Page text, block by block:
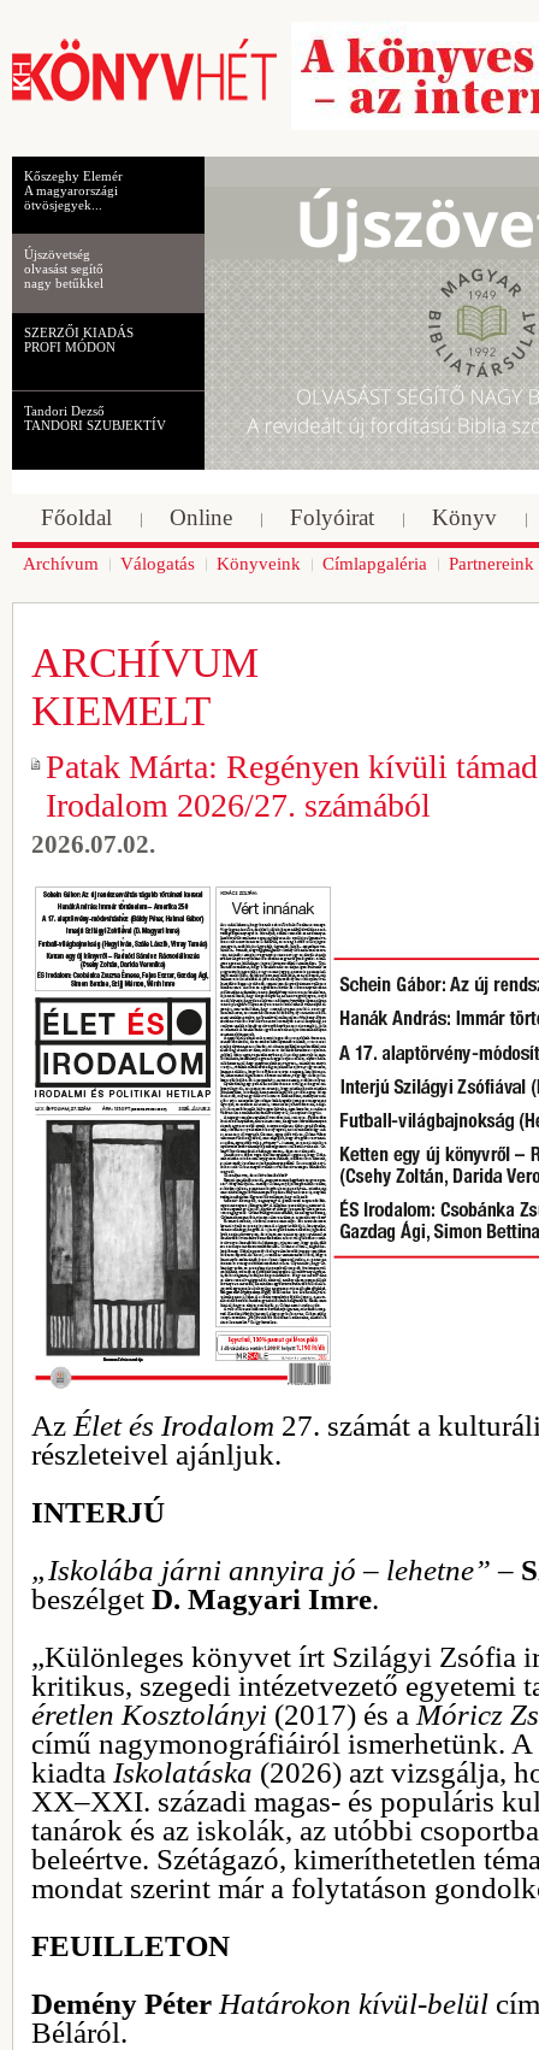
Kőszeghy Elemér
A magyarországi
ötvösjegyek...
Újszövetség
olvasást segítő
nagy betűkkel
SZERZŐI KIADÁS
PROFI MÓDON
Tandori Dezső
TANDORI SZUBJEKTÍV
Főoldal Online Folyóirat Könyv
Archívum Válogatás Könyveink Címlapgaléria Partnereink
ARCHÍVUM
KIEMELT
Patak Márta: Regényen kívüli
Irodalom 2026/27. számából
2026.07.02.
Az Élet és Irodalom 27. számát a
részleteivel ajánljuk.
INTERJÚ
„Iskolába járni annyira jó – lehetne” –
beszélget D. Magyari Imre.
„Különleges könyvet írt Szilágyi Zsófia
kritikus, szegedi intézetvezető egyetemi
éretlen Kosztolányi (2017) és a Móricz
című nagymonográfiáiról ismerhetünk.
kiadta Iskolatáska (2026) azt vizsgálja,
XX–XXI. századi magas- és populáris
tanárok és az iskolák, az utóbbi
beleértve. Szétágazó, kimeríthetetlen
mondat szerint már a folytatáson
FEUILLETON
Demény Péter Határokon kívül-belül
Béláról.